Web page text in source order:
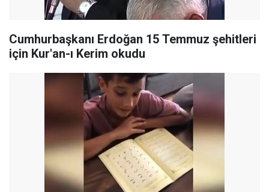
Cumhurbaşkanı Erdoğan 15 Temmuz şehitleri
için Kur'an-ı Kerim okudu